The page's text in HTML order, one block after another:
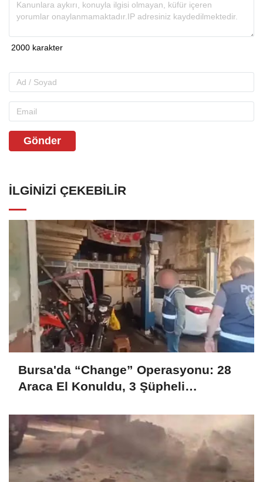
Gönder
İLGINIZI ÇEKEBILIR
Bursa'da “Change” Operasyonu: 28
Araca El Konuldu, 3 Şüpheli